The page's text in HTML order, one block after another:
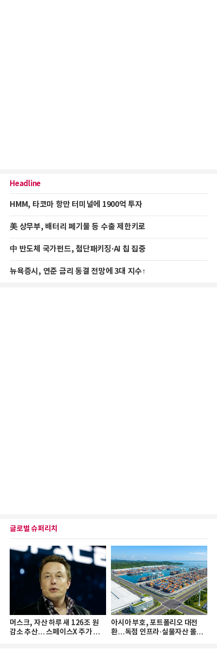
Headline
HMM, 타코마 항만 터미널에 1900억 투자
美 상무부, 배터리 폐기물 등 수출 제한키로
中 반도체 국가펀드, 첨단패키징·AI 칩 집중
뉴욕증시, 연준 금리 동결 전망에 3대 지수↑
글로벌 슈퍼리치
머스크, 자산 하루 새 126조 원
감소 추산… 스페이스X 주가 하
아시아 부호, 포트폴리오 대전
환…독점 인프라·실물자산 몰린